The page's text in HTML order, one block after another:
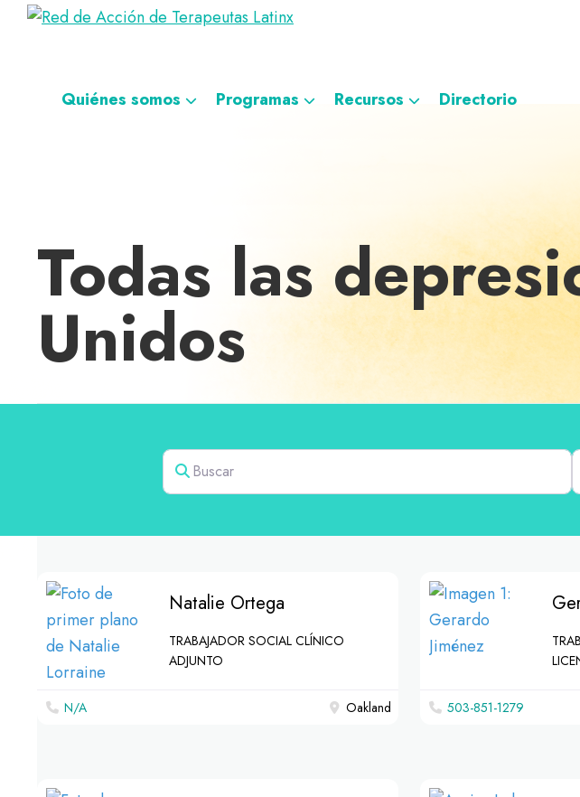
Saltar
navegación
principal
Saltar
Saltar
navegación
Terapeutas
terapeutas
Quiénes somos
Programas Recursos Directorio
Todas las
Unidos
Buscar
Natalie Ortega
TRABAJADOR SOCIAL CLÍNICO
ADJUNTO
N/A Oakland 503-851-1279